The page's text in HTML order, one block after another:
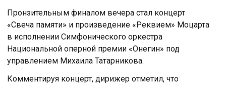
Пронзительным финалом вечера стал концерт
«Свеча памяти» и произведение «Реквием» Моцарта
в исполнении Симфонического оркестра
Национальной оперной премии «Онегин» под
управлением Михаила Татарникова.
Комментируя концерт, дирижер отметил, что